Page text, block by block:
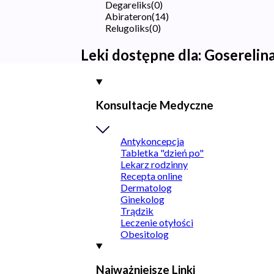
Degareliks(0)
Abirateron(14)
Relugoliks(0)
Leki dostępne dla:
Konsultacje Medyczne
Antykoncepcja
Tabletka "dzień po"
Lekarz rodzinny
Recepta online
Dermatolog
Ginekolog
Trądzik
Leczenie otyłości
Obesitolog
Najważniejsze Linki